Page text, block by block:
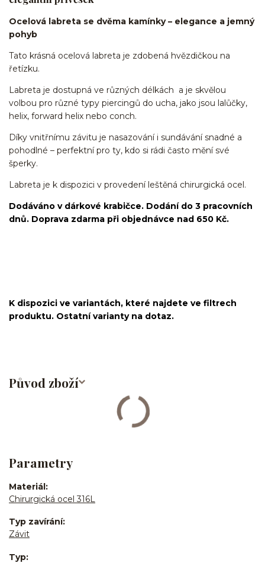
Ocelová labreta se dvěma kamínky – elegance a jemný
pohyb
Tato krásná ocelová labreta je zdobená hvězdičkou na
řetízku.
Labreta je dostupná ve různých délkách a je skvělou
volbou pro různé typy piercingů do ucha, jako jsou lalůčky,
helix, forward helix nebo conch.
Díky vnitřnímu závitu je nasazování i sundávání snadné a
pohodlné – perfektní pro ty, kdo si rádi často mění své
šperky.
Labreta je k dispozici v provedení leštěná chirurgická ocel.
Dodáváno v dárkové krabičce. Dodání do 3 pracovních
dnů. Doprava zdarma při objednávce nad 650 Kč.
K dispozici ve variantách, které najdete ve filtrech
produktu. Ostatní varianty na dotaz.
Původ zboží
Parametry
Materiál
Chirurgická ocel 316L
Typ zavírání
Závit
Typ